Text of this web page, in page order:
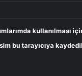
kullanılması
bu tarayıcıya